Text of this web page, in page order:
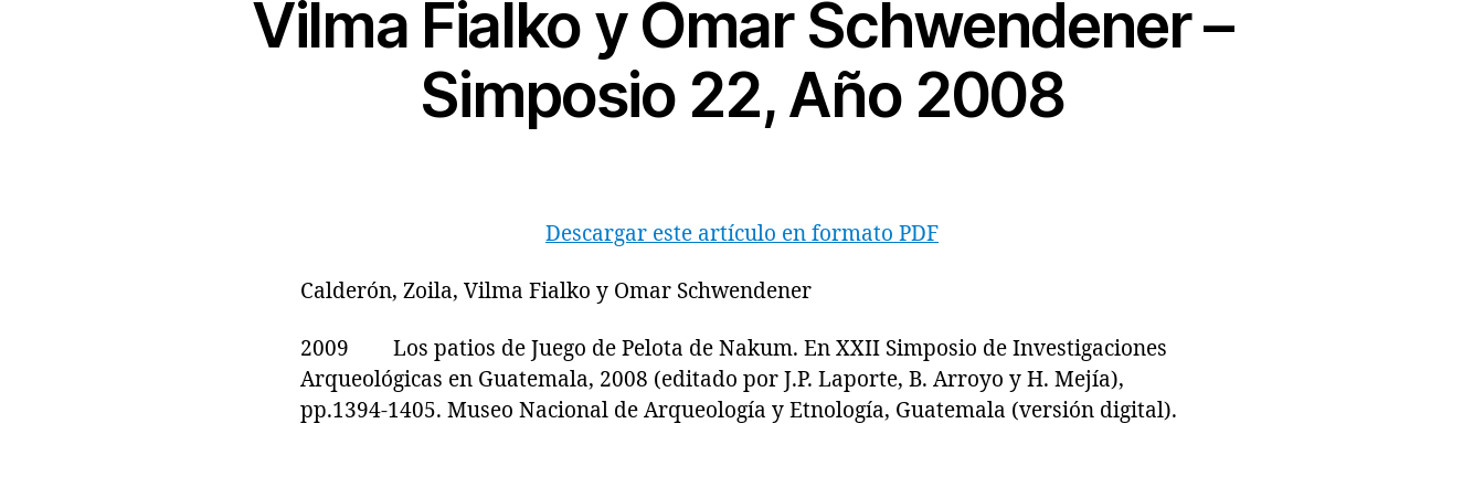
Vilma Fialko y Omar Schwendener –
Simposio 22, Año 2008
Descargar este artículo en formato PDF
Calderón, Zoila, Vilma Fialko y Omar Schwendener
2009 Los patios de Juego de Pelota de Nakum. En XXII Simposio de Investigaciones
Arqueológicas en Guatemala, 2008 (editado por J.P. Laporte, B. Arroyo y H. Mejía),
pp.1394-1405. Museo Nacional de Arqueología y Etnología, Guatemala (versión digital).